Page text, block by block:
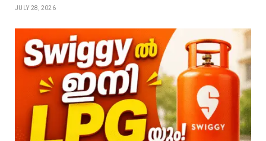
JULY 28, 2026